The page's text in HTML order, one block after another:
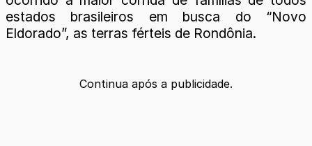
estados brasileiros em busca do “Novo
Eldorado”, as terras férteis de Rondônia.
Continua após a publicidade.